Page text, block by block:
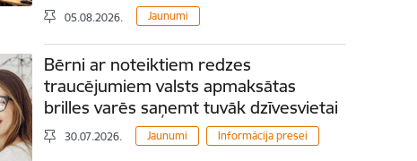
05.08.2026. Jaunumi
Bērni ar noteiktiem redzes
traucējumiem valsts apmaksātas
brilles varēs saņemt tuvāk dzīvesvietai
30.07.2026. Jaunumi Informācija presei